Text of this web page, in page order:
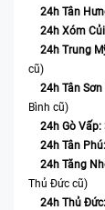
24h Tân
24h Xóm
24h Trung
cũ)
24h Tân
Bình cũ)
24h Gò Vấp:
24h Tân Phú:
24h Tăng
Thủ Đức cũ)
24h Thủ Đức: